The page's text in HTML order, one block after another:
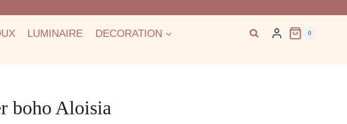
LUMINAIRE DECORATION 0
boho Aloisia